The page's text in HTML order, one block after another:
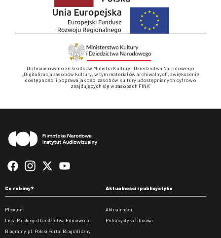
Dofinansowano ze środków Ministra Kultury i Dziedzictwa Narodowego
„Digitalizacja zasobów kultury, w tym materiałów archiwalnych, zwiększenie
dostępności i poprawa jakości zasobów kultury udostępnianych cyfrowo
znajdujących się w zasobach FINA”
Co robimy?
Pleograf
Lista Polskiego Dziedzictwa Filmowego
Biogramy.pl. Polski Portal Biograficzny
Aktualności i publicystyka
Aktualności
Publicystyka filmowa